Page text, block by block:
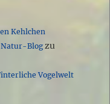
Kehlchen
Natur-Blogzu
Vogelwelt